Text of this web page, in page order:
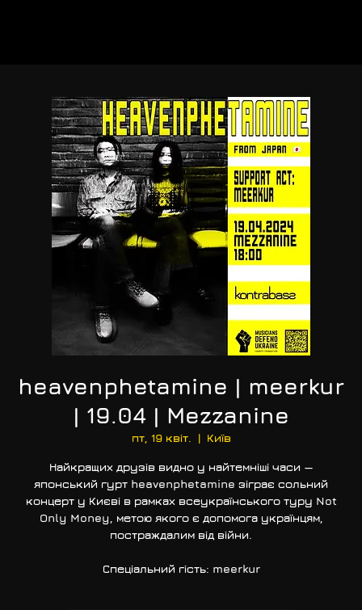
heavenphetamine | meerkur
| 19.04 | Mezzanine
пт, 19 квіт.
  |
Київ
Найкращих друзів видно у найтемніші часи —
японський гурт heavenphetamine зіграє сольний
концерт у Києві в рамках всеукраїнського туру Not
Only Money, метою якого є допомога українцям,
постраждалим від війни.
Спеціальний гість: meerkur